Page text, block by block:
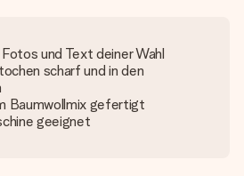
und Text deiner Wahl
scharf und in den
Baumwollmix gefertigt
geeignet